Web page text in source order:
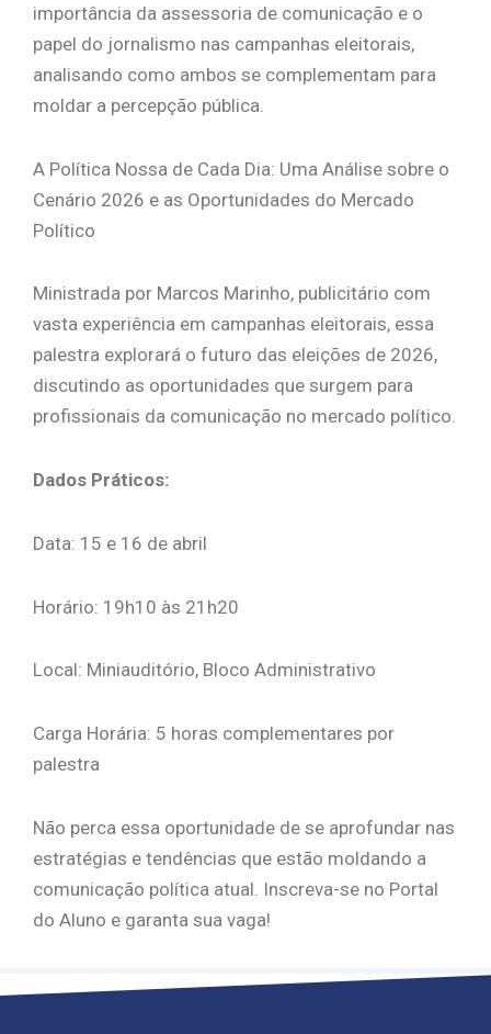
importância da assessoria de comunicação e o
papel do jornalismo nas campanhas eleitorais,
analisando como ambos se complementam para
moldar a percepção pública.
A Política Nossa de Cada Dia: Uma Análise sobre o
Cenário 2026 e as Oportunidades do Mercado
Político
Ministrada por Marcos Marinho, publicitário com
vasta experiência em campanhas eleitorais, essa
palestra explorará o futuro das eleições de 2026,
discutindo as oportunidades que surgem para
profissionais da comunicação no mercado político.
Dados Práticos:
Data: 15 e 16 de abril
Horário: 19h10 às 21h20
Local: Miniauditório, Bloco Administrativo
Carga Horária: 5 horas complementares por
palestra
Não perca essa oportunidade de se aprofundar nas
estratégias e tendências que estão moldando a
comunicação política atual. Inscreva-se no Portal
do Aluno e garanta sua vaga!